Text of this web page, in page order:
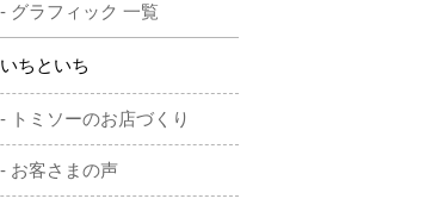
グラフィック 一覧
いちといち
トミソーのお店づくり
お客さまの声